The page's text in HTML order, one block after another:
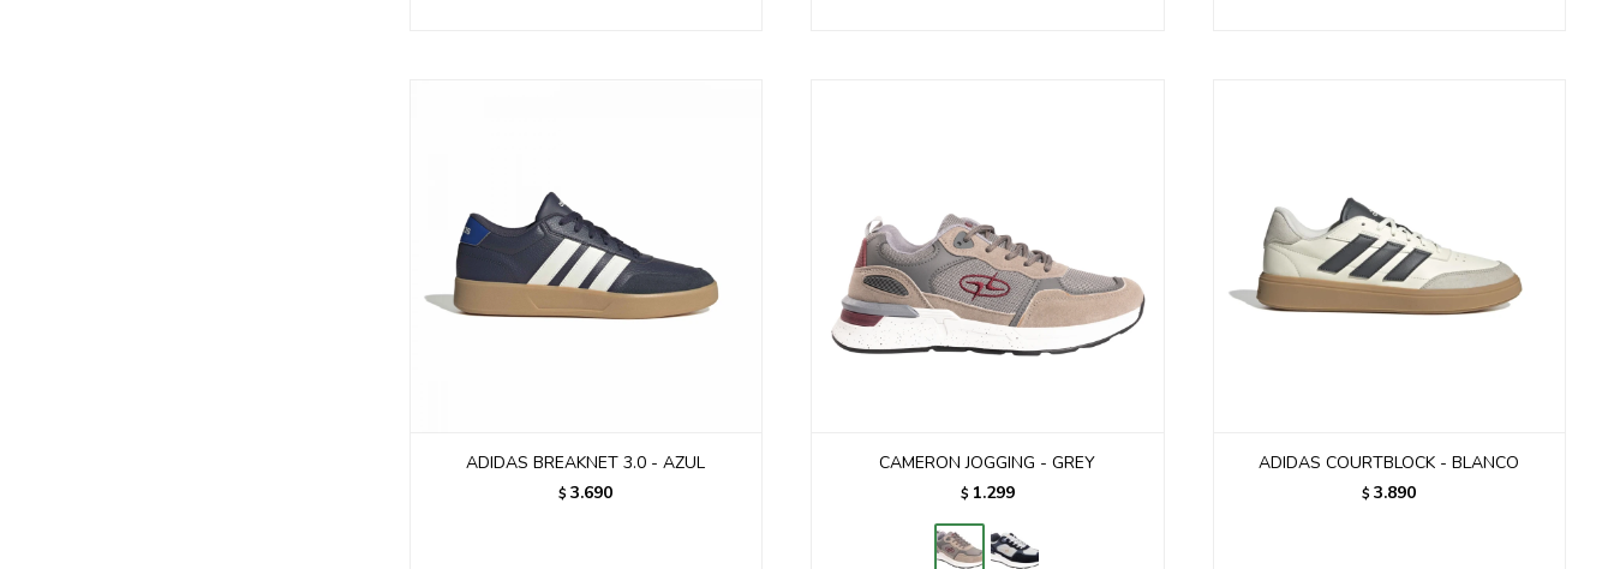
ADIDAS BREAKNET 3.0 - AZUL
$ 3.690
CAMERON JOGGING - GREY
$ 1.299
ADIDAS COURTBLOCK - BLANCO
$ 3.890